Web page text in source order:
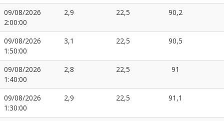
09/08/2026
2:00:00
2,9 22,5 90,2
09/08/2026
1:50:00
3,1 22,5 90,5
09/08/2026
1:40:00
2,8 22,5 91
09/08/2026
1:30:00
2,9 22,5 91,1